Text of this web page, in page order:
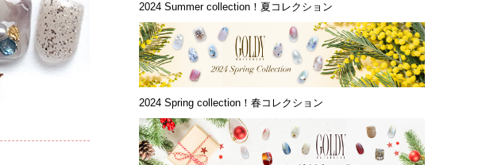
2024 Summer collection！夏コレクション
2024 Spring collection！春コレクション